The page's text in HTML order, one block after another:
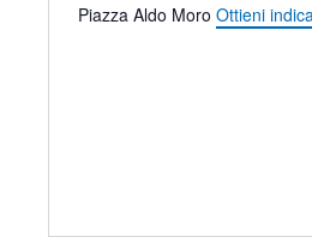
Indirizzo
Piazza Aldo Moro Ottieni